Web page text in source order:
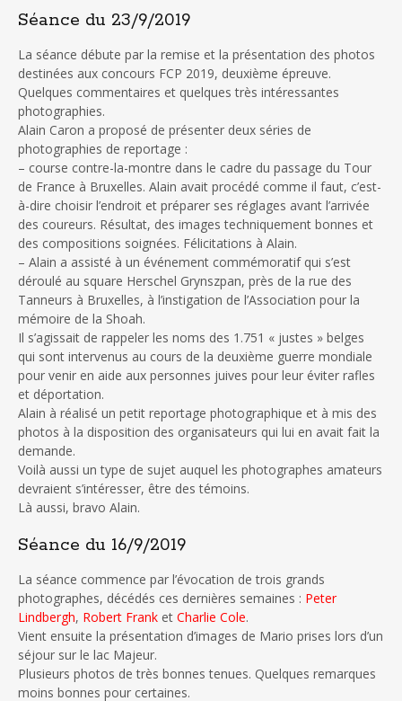
Séance du 23/9/2019
La séance débute par la remise et la présentation des photos
destinées aux concours FCP 2019, deuxième épreuve.
Quelques commentaires et quelques très intéressantes
photographies.
Alain Caron a proposé de présenter deux séries de
photographies de reportage :
– course contre-la-montre dans le cadre du passage du Tour
de France à Bruxelles. Alain avait procédé comme il faut, c’est-
à-dire choisir l’endroit et préparer ses réglages avant l’arrivée
des coureurs. Résultat, des images techniquement bonnes et
des compositions soignées. Félicitations à Alain.
– Alain a assisté à un événement commémoratif qui s’est
déroulé au square Herschel Grynszpan, près de la rue des
Tanneurs à Bruxelles, à l’instigation de l’Association pour la
mémoire de la Shoah.
Il s’agissait de rappeler les noms des 1.751 « justes » belges
qui sont intervenus au cours de la deuxième guerre mondiale
pour venir en aide aux personnes juives pour leur éviter rafles
et déportation.
Alain à réalisé un petit reportage photographique et à mis des
photos à la disposition des organisateurs qui lui en avait fait la
demande.
Voilà aussi un type de sujet auquel les photographes amateurs
devraient s’intéresser, être des témoins.
Là aussi, bravo Alain.
Séance du 16/9/2019
La séance commence par l’évocation de trois grands
photographes, décédés ces dernières semaines : Peter
Lindbergh, Robert Frank et Charlie Cole.
Vient ensuite la présentation d’images de Mario prises lors d’un
séjour sur le lac Majeur.
Plusieurs photos de très bonnes tenues. Quelques remarques
moins bonnes pour certaines.